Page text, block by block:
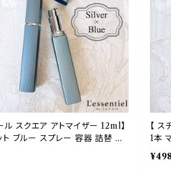
ル スクエア アトマイザー 12ml】
ト ブルー スプレー 容器 詰替 艶
容器 空容器 スティック ペン型
フレグランス 化粧水 美容 ミス
【
1本
消し
噴射